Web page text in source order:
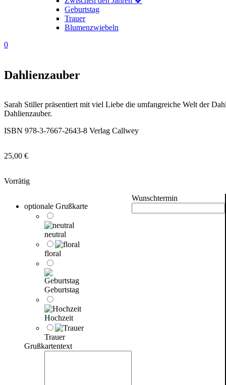
Geburtstag
Trauer
Blumenzwiebeln
0
Dahlienzauber
Sarah Stiller präsentiert mit viel Liebe die umfangreiche Welt der
Dahlienzauber.
ISBN 978-3-7667-2643-8 Verlag Callwey
25,00 €
Vorrätig
optionale Grußkarte
neutral
floral
Geburtstag
Hochzeit
Trauer
Grußkartentext
Wunschtermin